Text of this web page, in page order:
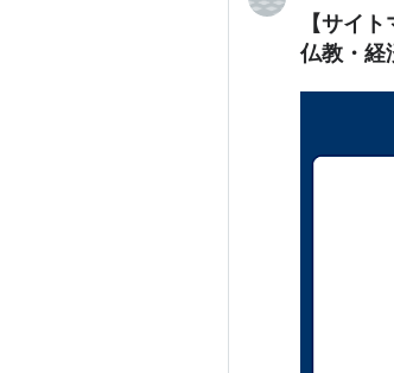
【サイ
仏教・経